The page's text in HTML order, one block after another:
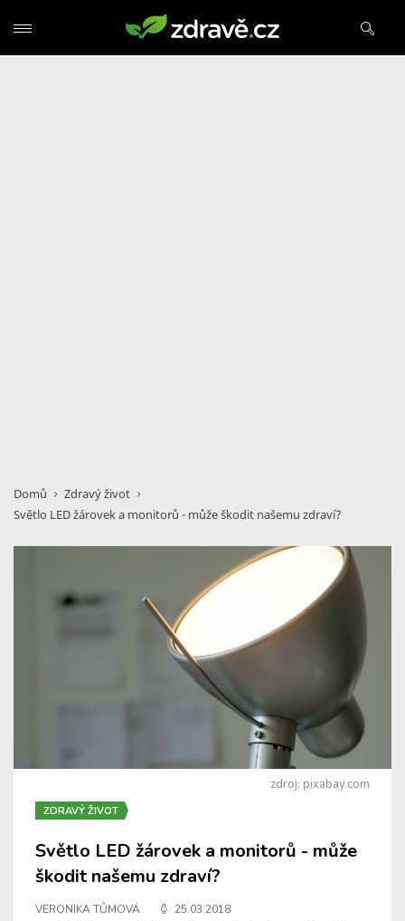
Domů
Zdravý život
Světlo LED žárovek a monitorů - může škodit našemu zdraví?
zdroj: pixabay.com
ZDRAVÝ ŽIVOT
Světlo LED žárovek a monitorů - může
škodit našemu zdraví?
VERONIKA TŮMOVÁ 25.03.2018